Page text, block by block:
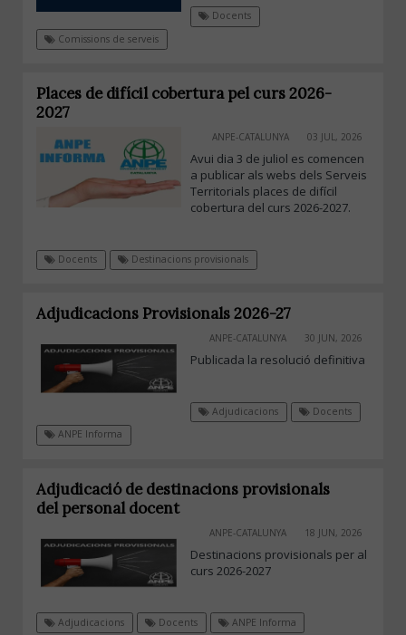
Docents
Comissions de serveis
Places de difícil cobertura pel curs 2026-
2027
ANPE-CATALUNYA 03 JUL, 2026
Avui dia 3 de juliol es comencen
a publicar als webs dels Serveis
Territorials places de difícil
cobertura del curs 2026-2027.
Docents Destinacions provisionals
Adjudicacions Provisionals 2026-27
ANPE-CATALUNYA 30 JUN, 2026
Publicada la resolució definitiva
Adjudicacions
Docents
ANPE Informa
Adjudicació de destinacions provisionals
del personal docent
ANPE-CATALUNYA 18 JUN, 2026
Destinacions provisionals per al
curs 2026-2027
Adjudicacions Docents ANPE Informa